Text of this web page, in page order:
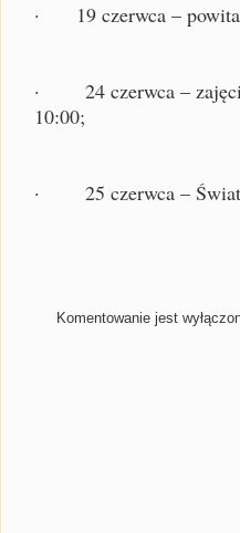
· 19 czerwca –
· 24 czerwca – zajęcia
10:00;
· 25 czerwca –
Komentowanie jest